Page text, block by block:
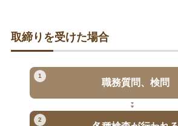
取締りを受けた場合
1
職務質問、検問
2